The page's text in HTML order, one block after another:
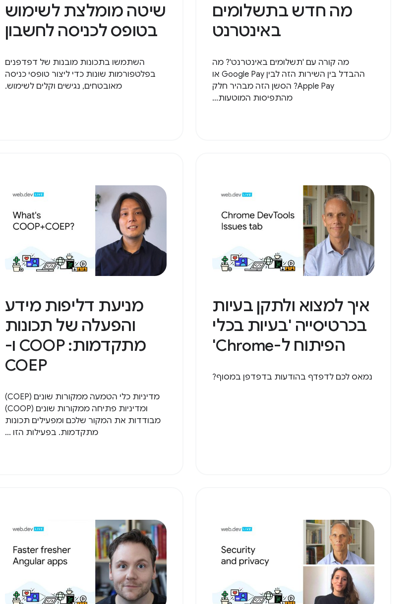
מה חדש בתשלומים
באינטרנט
מה קורה עם 'תשלומים באינטרנט'? מה
ההבדל בין השירות הזה לבין Google Pay או
Apple Pay? הסשן הזה מבהיר חלק
מהתפיסות המוטעות...
שיטה מומלצת לשימוש
בטופס לכניסה לחשבון
השתמשו בתכונות מובנות של דפדפנים
בפלטפורמות שונות כדי ליצור טופסי כניסה
מאובטחים, נגישים וקלים לשימוש.
איך למצוא ולתקן בעיות
בכרטיסייה 'בעיות בכלי
הפיתוח ל-Chrome'
נמאס לכם לדפדף בהודעות בדפדפן במסוף?
מניעת דליפות מידע
והפעלה של תכונות
מתקדמות: COOP ו-
COEP
מדיניות כלי הטמעה ממקורות שונים (COEP)
ומדיניות פתיחה ממקורות שונים (COOP)
מבודדות את המקור שלכם ומפעילים תכונות
מתקדמות. בפעילות הזו ...